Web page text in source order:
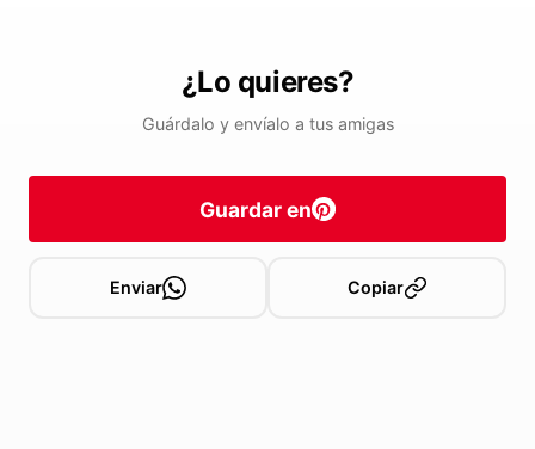
¿Lo quieres?
Guárdalo y envíalo a tus amigas
Guardar en
Enviar Copiar